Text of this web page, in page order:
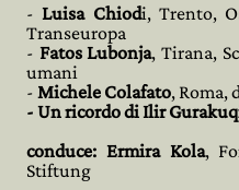
-Luisa Chiodi, Trento,
Transeuropa
- Fatos Lubonja, Tirana,
umani
- Michele Colafato, Roma,
- Un ricordo di Ilir
conduce: Ermira Kola,
Stiftung